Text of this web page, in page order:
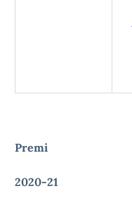
Premi
2020-21